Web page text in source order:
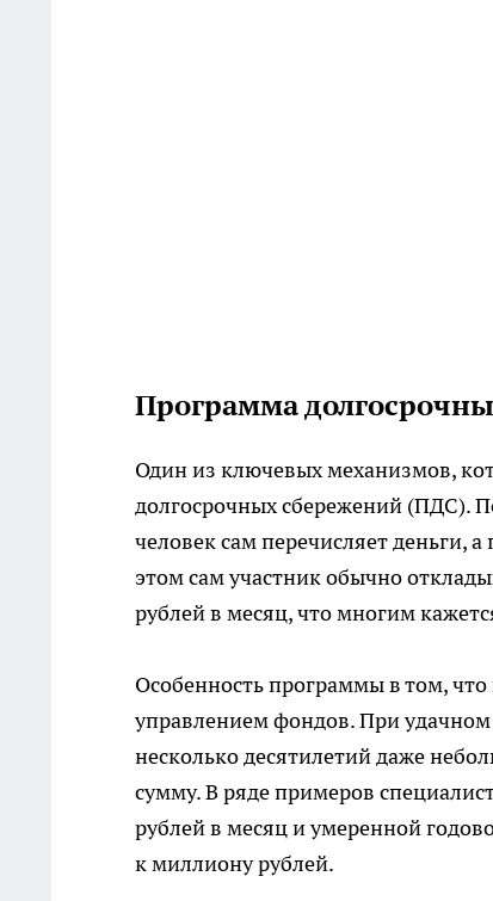
Программа
Один из ключевых механизмов,
долгосрочных сбережений (ПДС).
человек сам перечисляет деньги,
этом сам участник обычно
рублей в месяц, что многим
Особенность программы в том,
управлением фондов. При
несколько десятилетий даже
сумму. В ряде примеров
рублей в месяц и умеренной
к миллиону рублей.